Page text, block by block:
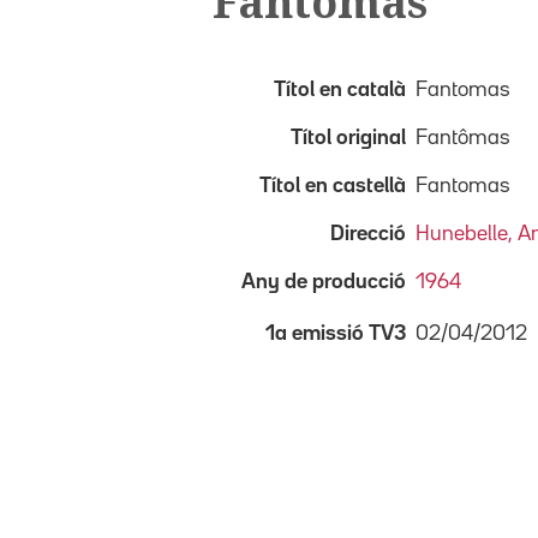
Títol en català Fantomas
Títol original Fantômas
Títol en castellà Fantomas
Direcció Hunebelle,
Any de producció 1964
1a emissió TV3 02/04/2012